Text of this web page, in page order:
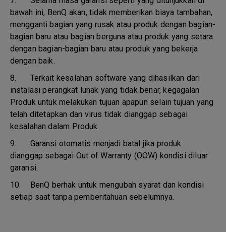
bawah ini, BenQ akan, tidak memberikan biaya tambahan,
mengganti bagian yang rusak atau produk dengan bagian-
bagian baru atau bagian berguna atau produk yang setara
dengan bagian-bagian baru atau produk yang bekerja
dengan baik.
8. Terkait kesalahan software yang dihasilkan dari
instalasi perangkat lunak yang tidak benar, kegagalan
Produk untuk melakukan tujuan apapun selain tujuan yang
telah ditetapkan dan virus tidak dianggap sebagai
kesalahan dalam Produk.
9. Garansi otomatis menjadi batal jika produk
dianggap sebagai Out of Warranty (OOW) kondisi diluar
garansi.
10. BenQ berhak untuk mengubah syarat dan kondisi
setiap saat tanpa pemberitahuan sebelumnya.